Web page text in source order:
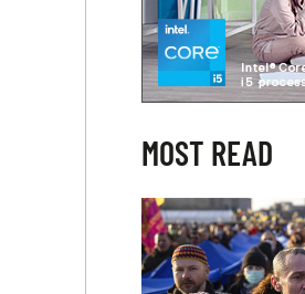
MOST READ